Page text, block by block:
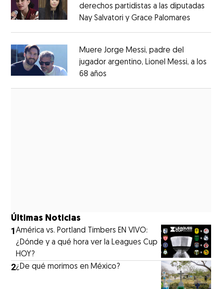
derechos partidistas a las diputadas
Nay Salvatori y Grace Palomares
Muere Jorge Messi, padre del
jugador argentino, Lionel Messi, a los
68 años
Últimas Noticias
1América vs. Portland Timbers EN VIVO:
¿Dónde y a qué hora ver la Leagues Cup
HOY?
2¿De qué morimos en México?